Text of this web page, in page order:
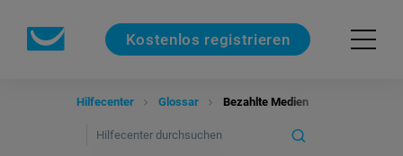
Kostenlos registrieren
Hilfecenter Glossar Bezahlte Medien